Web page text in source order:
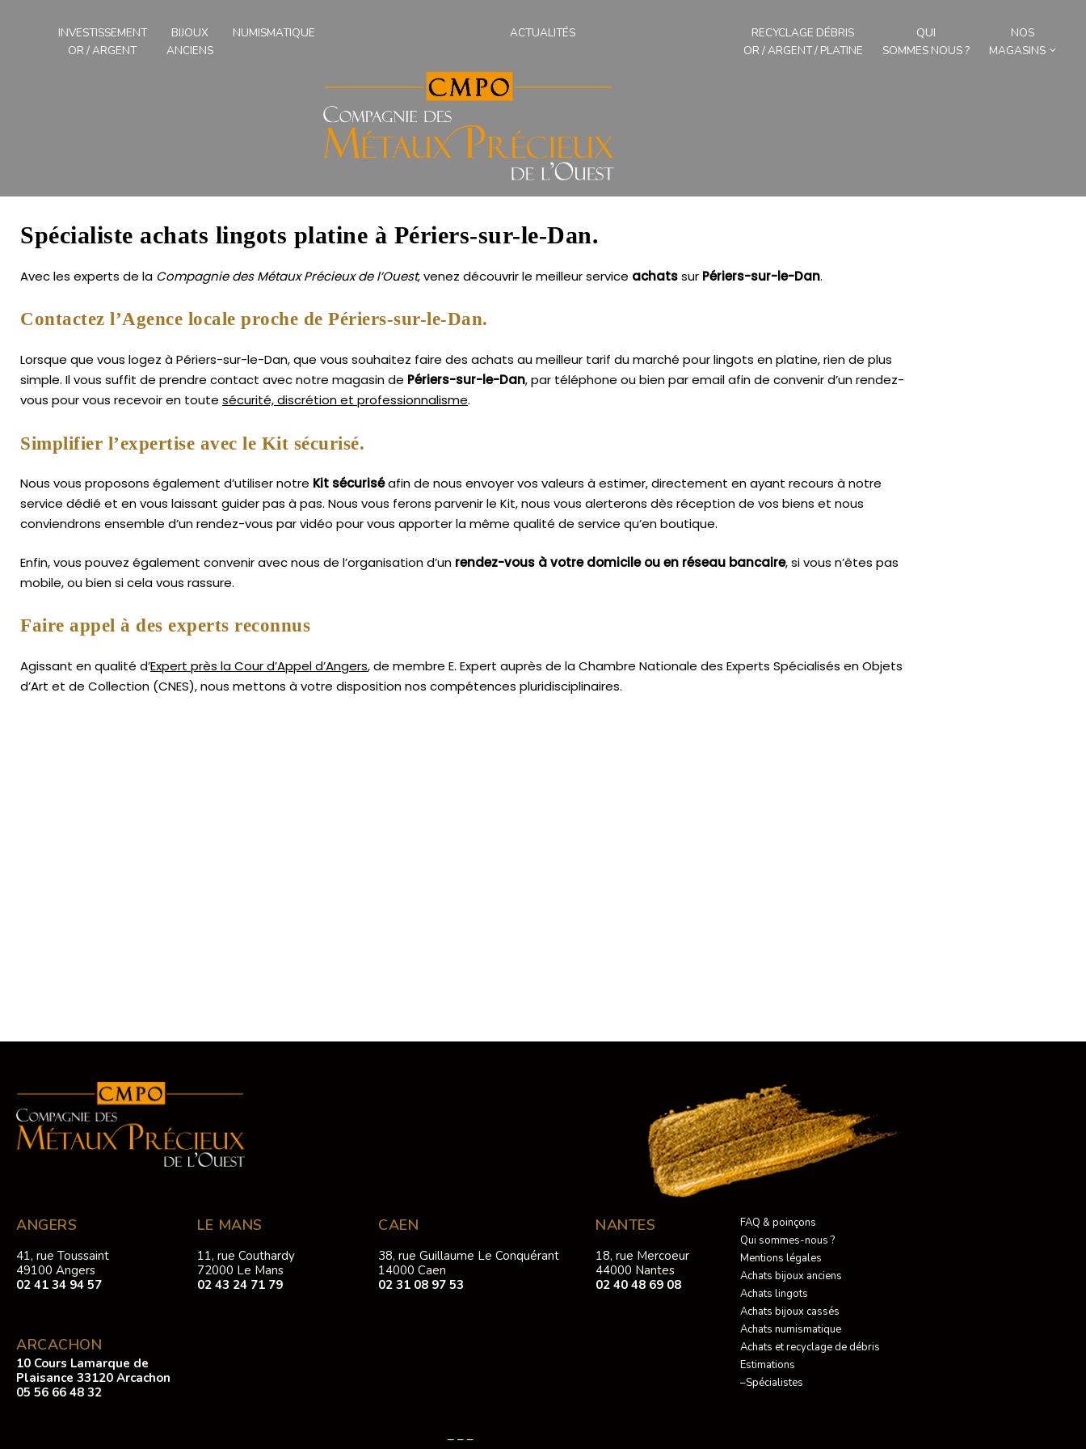
INVESTISSEMENT
OR / ARGENT
BIJOUX
ANCIENS
NUMISMATIQUE ACTUALITÉS
RECYCLAGE DÉBRIS
OR / ARGENT / PLATINE
QUI
SOMMES NOUS ?
NOS
MAGASINS
Spécialiste achats lingots platine à Périers-sur-le-Dan.
Avec les experts de la Compagnie des Métaux Précieux de l’Ouest, venez découvrir le meilleur service achatssur Périers-sur-le-Dan.
Contactez l’Agence locale proche de Périers-sur-le-Dan.
Lorsque que vous logez à Périers-sur-le-Dan, que vous souhaitez faire des achats au meilleur tarif du marché pour lingots en platine, rien de plus
simple. Il vous suffit de prendre contact avec notre magasin de Périers-sur-le-Dan, par téléphone ou bien par email afin de convenir d’un rendez-
vous pour vous recevoir en toute sécurité, discrétion et professionnalisme.
Simplifier l’expertise avec le Kit sécurisé.
Nous vous proposons également d’utiliser notre Kit sécuriséafin de nous envoyer vos valeurs à estimer, directement en ayant recours à notre
service dédié et en vous laissant guider pas à pas. Nous vous ferons parvenir le Kit, nous vous alerterons dès réception de vos biens et nous
conviendrons ensemble d’un rendez-vous par vidéo pour vous apporter la même qualité de service qu’en boutique.
Enfin, vous pouvez également convenir avec nous de l’organisation d’un rendez-vous à votre domicile ou en réseau bancaire, si vous n’êtes pas
mobile, ou bien si cela vous rassure.
Faire appel à des experts reconnus
Agissant en qualité d’Expert près la Cour d’Appel d’Angers, de membre E. Expert auprès de laChambre Nationale des Experts Spécialisés en Objets
d’Art et de Collection (CNES),nous mettons à votre disposition nos compétences pluridisciplinaires.
ANGERS
41, rue Toussaint
49100 Angers
02 41 34 94 57
ARCACHON
10 Cours Lamarque de
Plaisance 33120 Arcachon
05 56 66 48 32
LE MANS
11, rue Couthardy
72000 Le Mans
02 43 24 71 79
CAEN
38, rue Guillaume Le Conquérant
14000 Caen
02 31 08 97 53
NANTES
18, rue Mercoeur
44000 Nantes
02 40 48 69 08
FAQ & poinçons
Qui sommes-nous ?
Mentions légales
Achats bijoux anciens
Achats lingots
Achats bijoux cassés
Achats numismatique
Achats et recyclage de débris
Estimations
–Spécialistes
– – –